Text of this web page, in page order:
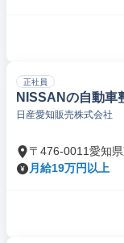
正社員
NISSANの自動車
日産愛知販売株式会社
〒476-0011愛知
月給19万円以上